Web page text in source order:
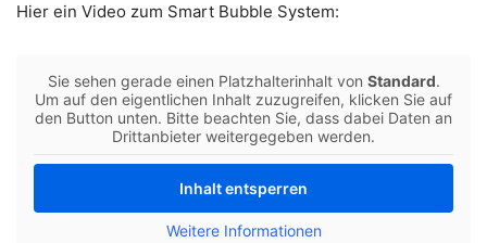
Hier ein Video zum Smart Bubble System:
Sie sehen gerade einen Platzhalterinhalt von Standard.
Um auf den eigentlichen Inhalt zuzugreifen, klicken Sie auf
den Button unten. Bitte beachten Sie, dass dabei Daten an
Drittanbieter weitergegeben werden.
Inhalt entsperren
Weitere Informationen